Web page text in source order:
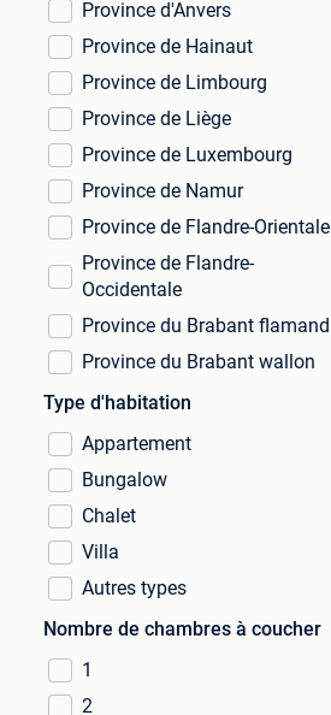
Province d'Anvers
Province de Hainaut
Province de Limbourg
Province de Liège
Province de Luxembourg
Province de Namur
Province de Flandre-Orientale
Province de Flandre-
Occidentale
Province du Brabant flamand
Province du Brabant wallon
Type d'habitation
Appartement
Bungalow
Chalet
Villa
Autres types
Nombre de chambres à coucher
1
2